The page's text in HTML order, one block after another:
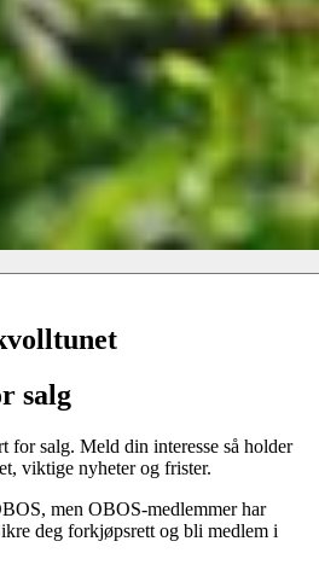
salg
for salg. Meld din interesse så holder
viktige nyheter og frister.
men OBOS-medlemmer har
deg forkjøpsrett og bli medlem i